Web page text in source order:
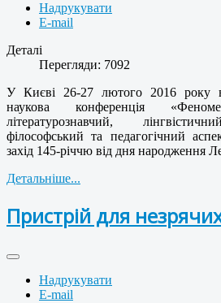
Надрукувати
E-mail
Деталі
Перегляди: 7092
У Києві 26-27 лютого 2016 року
наукова конференція
літературознавчий,
філософський та педагогічний
захід 145-річчю від дня народження
Детальніше...
Пристрій для
Надрукувати
E-mail